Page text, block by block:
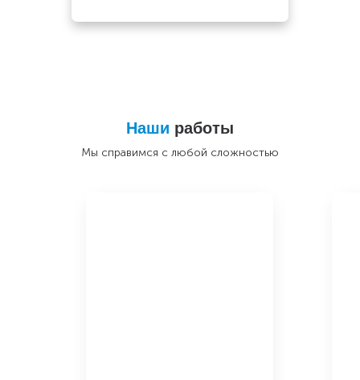
Наши работы
Мы справимся с любой сложностью